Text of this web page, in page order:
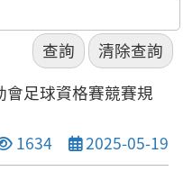
足球資格賽競賽規
點閱次數
1634 發布日期
2025-05-19